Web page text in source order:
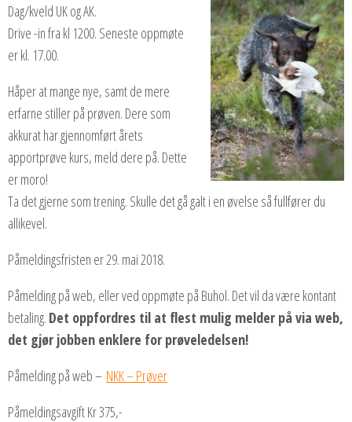
Dag/kveld UK og AK.
Drive -in fra kl 1200. Seneste oppmøte
er kl. 17.00.
Håper at mange nye, samt de mere
erfarne stiller på prøven. Dere som
akkurat har gjennomført årets
apportprøve kurs, meld dere på. Dette
er moro!
Ta det gjerne som trening. Skulle det gå galt i en øvelse så fullfører du
allikevel.
Påmeldingsfristen er 29. mai 2018.
Påmelding på web, eller ved oppmøte på Buhol. Det vil da være kontant
betaling. Det oppfordres til at flest mulig melder på via web,
det gjør jobben enklere for prøveledelsen!
Påmelding på web – NKK – Prøver
Påmeldingsavgift Kr 375,-